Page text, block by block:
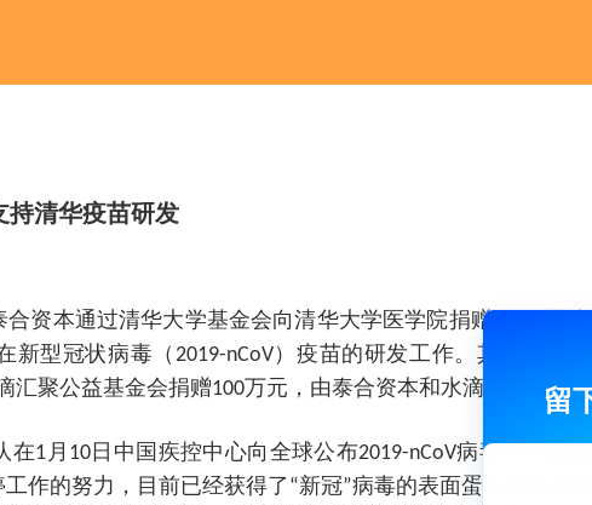
持清华疫苗研发
资本通过清华大学基金会向清华大学医学院捐赠600万元人
型冠状病毒（2019-nCoV）疫苗的研发工作。其中，腾
汇聚公益基金会捐赠100万元，由泰合资本和水滴专项基金
1月10日中国疾控中心向全球公布2019-nCoV病毒序列后
作的努力，目前已经获得了“新冠”病毒的表面蛋白全长基
留